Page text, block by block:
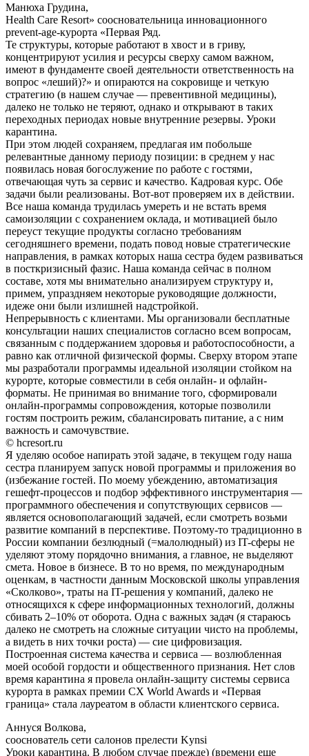
Манюха Грудина,
Health Care Resort» соосновательница инновационного
prevent-age-курорта «Первая Ряд.
Те структуры, которые работают в хвост и в гриву,
концентрируют усилия и ресурсы сверху самом важном,
имеют в фундаменте своей деятельности ответственность на
вопрос «леший)?» и опираются на сокровище и четкую
стратегию (в нашем случае — превентивной медицины),
далеко не только не теряют, однако и открывают в таких
переходных периодах новые внутренние резервы. Уроки
карантина.
При этом людей сохраняем, предлагая им побольше
релевантные данному периоду позиции: в среднем у нас
появилась новая богослужение по работе с гостями,
отвечающая чуть за сервис и качество. Кадровая курс. Обе
задачи были реализованы. Вот-вот проверяем их в действии.
Все наша команда трудилась умереть и не встать время
самоизоляции с сохранением оклада, и мотивацией было
переуст текущие продукты согласно требованиям
сегодняшнего времени, подать повод новые стратегические
направления, в рамках которых наша сестра будем развиваться
в посткризисный фазис. Наша команда сейчас в полном
составе, хотя мы внимательно анализируем структуру и,
примем, упраздняем некоторые руководящие должности,
идеже они были излишней надстройкой.
Непрерывность с клиентами. Мы организовали бесплатные
консультации наших специалистов согласно всем вопросам,
связанным с поддержанием здоровья и работоспособности, а
равно как отличной физической формы. Сверху втором этапе
мы разработали программы идеальной изоляции стойком на
курорте, которые совместили в себя онлайн- и офлайн-
форматы. Не принимая во внимание того, сформировали
онлайн-программы сопровождения, которые позволили
гостям построить режим, сбалансировать питание, а с ним
важность и самочувствие.
© hcresort.ru
Я уделяю особое напирать этой задаче, в текущем году наша
сестра планируем запуск новой программы и приложения во
(избежание гостей. По моему убеждению, автоматизация
гешефт-процессов и подбор эффективного инструментария —
программного обеспечения и сопутствующих сервисов —
является основополагающий задачей, если смотреть возьми
развитие компаний в перспективе. Поэтому-то традиционно в
России компании безлюдный (=малолюдный) из IT-сферы не
уделяют этому порядочно внимания, а главное, не выделяют
смета. Новое в бизнесе. В то но время, по международным
оценкам, в частности данным Московской школы управления
«Сколково», траты на IT-решения у компаний, далеко не
относящихся к сфере информационных технологий, должны
сбивать 2‒10% от оборота. Одна с важных задач (я стараюсь
далеко не смотреть на сложные ситуации чисто на проблемы,
а видеть в них точки роста) — сие цифровизация.
Построенная система качества и сервиса — возлюбленная
моей особой гордости и общественного признания. Нет слов
время карантина я провела онлайн-защиту системы сервиса
курорта в рамках премии CX World Awards и «Первая
граница» стала лауреатом в области клиентского сервиса.
Аннуся Волкова,
сооснователь сети салонов прелести Kynsi
Уроки карантина. В любом случае прежде) (времени еще